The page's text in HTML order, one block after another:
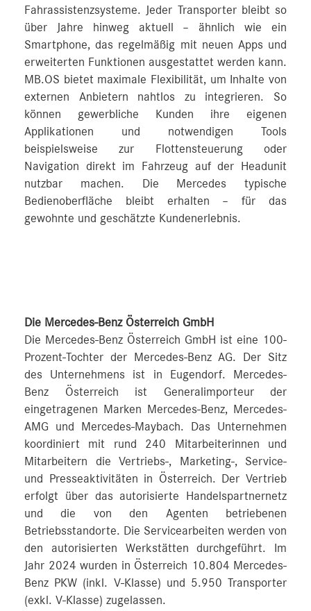
Fahrassistenzsysteme. Jeder Transporter bleibt so
über Jahre hinweg aktuell – ähnlich wie ein
Smartphone, das regelmäßig mit neuen Apps und
erweiterten Funktionen ausgestattet werden kann.
MB.OS bietet maximale Flexibilität, um Inhalte von
externen Anbietern nahtlos zu integrieren. So
können gewerbliche Kunden ihre eigenen
Applikationen und notwendigen Tools
beispielsweise zur Flottensteuerung oder
Navigation direkt im Fahrzeug auf der Headunit
nutzbar machen. Die Mercedes typische
Bedienoberfläche bleibt erhalten – für das
gewohnte und geschätzte Kundenerlebnis.
Die Mercedes-Benz Österreich GmbH
Die Mercedes-Benz Österreich GmbH ist eine 100-
Prozent-Tochter der Mercedes-Benz AG. Der Sitz
des Unternehmens ist in Eugendorf. Mercedes-
Benz Österreich ist Generalimporteur der
eingetragenen Marken Mercedes-Benz, Mercedes-
AMG und Mercedes-Maybach. Das Unternehmen
koordiniert mit rund 240 Mitarbeiterinnen und
Mitarbeitern die Vertriebs-, Marketing-, Service-
und Presseaktivitäten in Österreich. Der Vertrieb
erfolgt über das autorisierte Handelspartnernetz
und die von den Agenten betriebenen
Betriebsstandorte. Die Servicearbeiten werden von
den autorisierten Werkstätten durchgeführt. Im
Jahr 2024 wurden in Österreich 10.804 Mercedes-
Benz PKW (inkl. V-Klasse) und 5.950 Transporter
(exkl. V-Klasse) zugelassen.